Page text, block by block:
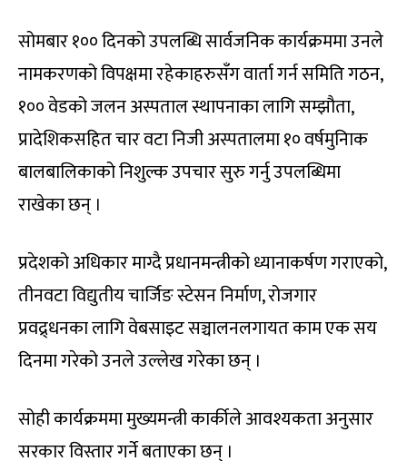
सोमबार १०० दिनको उपलब्धि सार्वजनिक कार्यक्रममा उनले
नामकरणको विपक्षमा रहेकाहरुसँग वार्ता गर्न समिति गठन,
१०० वेडको जलन अस्पताल स्थापनाका लागि सम्झौता,
प्रादेशिकसहित चार वटा निजी अस्पतालमा १० वर्षमुनिाक
बालबालिकाको निशुल्क उपचार सुरु गर्नु उपलब्धिमा
राखेका छन् ।
प्रदेशको अधिकार माग्दै प्रधानमन्त्रीको ध्यानाकर्षण गराएको,
तीनवटा विद्युतीय चार्जिङ स्टेसन निर्माण, रोजगार
प्रवद्र्धनका लागि वेबसाइट सञ्चालनलगायत काम एक सय
दिनमा गरेको उनले उल्लेख गरेका छन् ।
सोही कार्यक्रममा मुख्यमन्त्री कार्कीले आवश्यकता अनुसार
सरकार विस्तार गर्ने बताएका छन् ।